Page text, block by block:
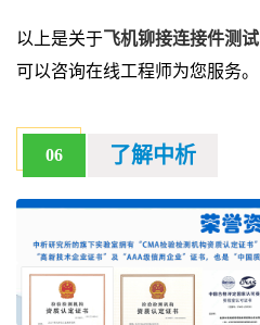
以上是关于 飞机铆接连接件测试
可以咨询在线工程师为您服务。
06 了解中析